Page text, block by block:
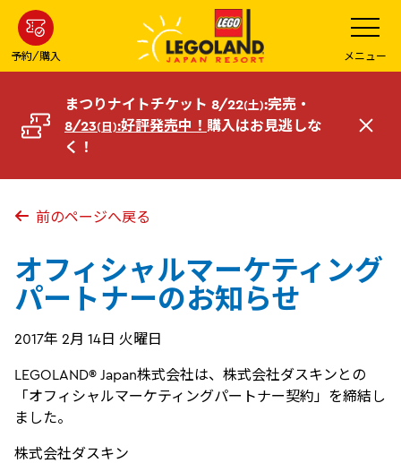
ン
コ
へ
予約/購入
メ
ニ
ュ
ー
を
開
メニュー
まつりナイトチケット 8/22(土):完売・
8/23(日):好評発売中！ 購入はお見逃しな
く！
閉
前のページへ戻る
オフィシャルマーケティング
パートナーのお知らせ
2017年 2月 14日 火曜日
LEGOLAND® Japan株式会社は、株式会社ダスキンとの
「オフィシャルマーケティングパートナー契約」を締結し
ました。
株式会社ダスキン